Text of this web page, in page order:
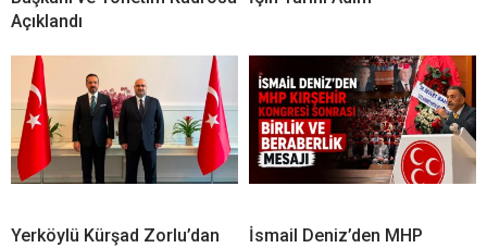
Açıklandı
Yerköylü Kürşad Zorlu’dan
İsmail Deniz’den MHP